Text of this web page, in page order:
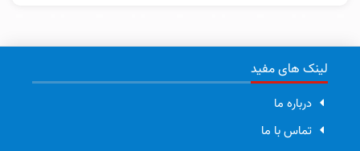
لینک های مفید
درباره ما
تماس با ما